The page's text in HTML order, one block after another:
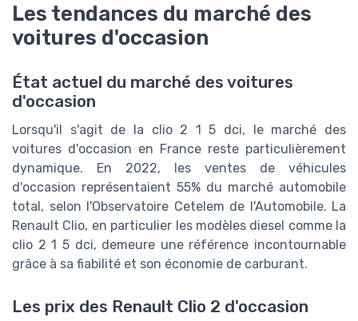
Les tendances du marché des
voitures d'occasion
État actuel du marché des voitures
d'occasion
Lorsqu'il s'agit de la clio 2 1 5 dci, le marché des
voitures d'occasion en France reste particulièrement
dynamique. En 2022, les ventes de véhicules
d'occasion représentaient 55% du marché automobile
total, selon l'Observatoire Cetelem de l'Automobile. La
Renault Clio, en particulier les modèles diesel comme la
clio 2 1 5 dci, demeure une référence incontournable
grâce à sa fiabilité et son économie de carburant.
Les prix des Renault Clio 2 d'occasion